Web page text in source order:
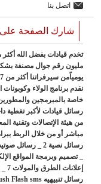
اتصل بنا
شارك الصفحة على
خاصة بالمبرمجين
رسائل قيادات لأكبر تغطية
من هيئة الإتصالات وتقنية
رسائل تنبيهيه push Flash sms